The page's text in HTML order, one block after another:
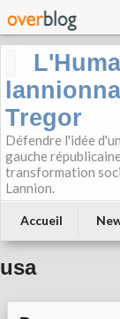
Tregor
Défendre l'idée
gauche
transformation
Lannion.
Accueil
usa